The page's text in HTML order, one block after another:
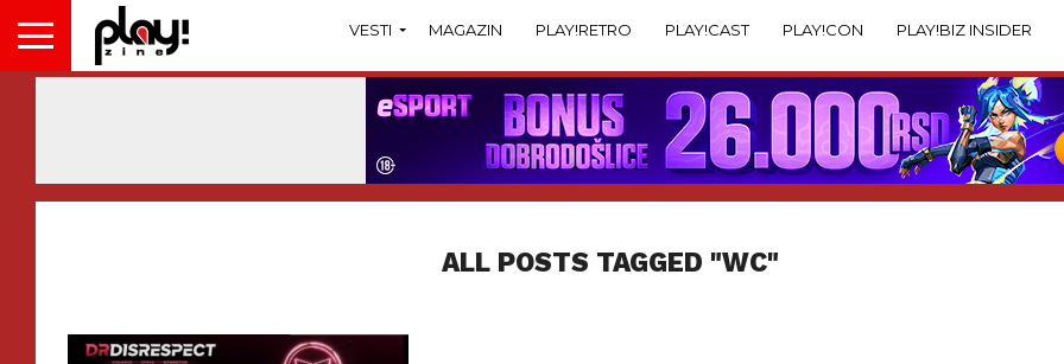
VESTI MAGAZIN PLAY!RETRO PLAY!CAST PLAY!CON PLAY!BIZ INSIDER
ALL POSTS TAGGED "WC"